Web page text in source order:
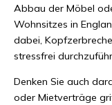
Abbau der Möbel
Wohnsitzes in
dabei,
stressfrei
Denken Sie auch
oder Mietverträge